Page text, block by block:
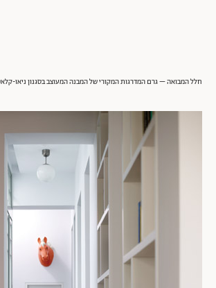
חלל המבואה – גרם המדרגות המקורי של המבנה המעוצב בסגנון ניאו-